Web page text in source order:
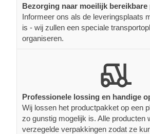
Bezorging naar moeilijk bereikbare
Informeer ons als de leveringsplaats
is - wij zullen een speciale
organiseren.
Professionele lossing en handige
Wij lossen het productpakket op een
zo gunstig mogelijk is. Alle producten
verzegelde verpakkingen zodat ze